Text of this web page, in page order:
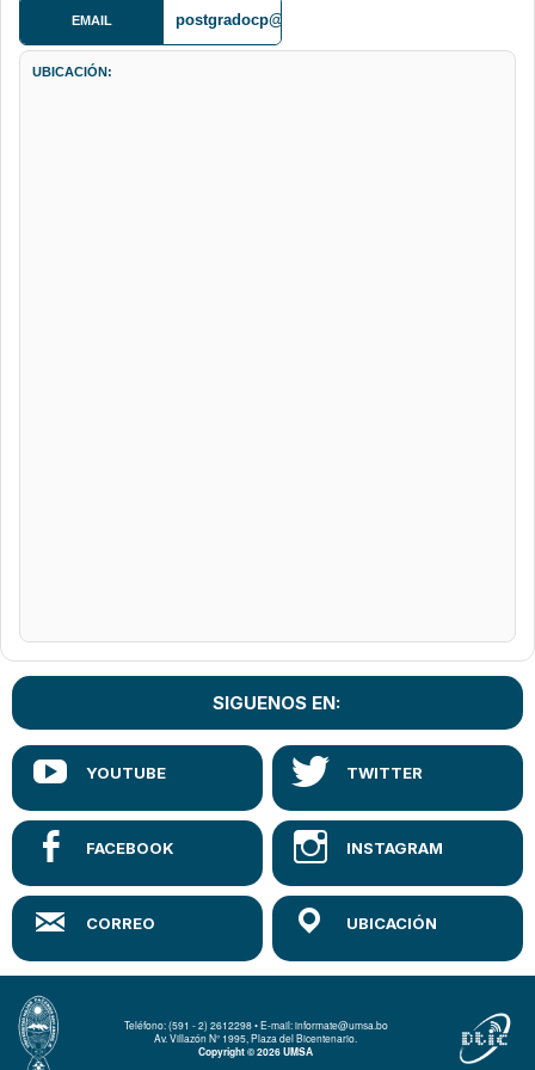
EMAIL postgradocp@gmail.com
UBICACIÓN:
SIGUENOS EN:
Teléfono: (591 - 2) 2612298 • E-mail: informate@umsa.bo
Av. Villazón N° 1995, Plaza del Bicentenario.
Copyright © 2026 UMSA